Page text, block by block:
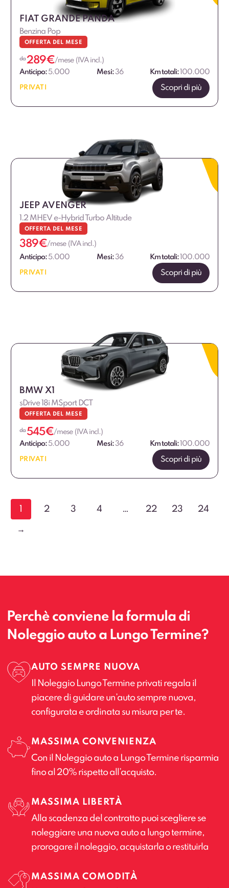
FIAT GRANDE PANDA
Benzina Pop
OFFERTA DEL MESE
da 289€/mese (IVA incl.)
Anticipo: 5.000 Mesi:36 Km totali: 100.000
PRIVATI Scopri di più
JEEP AVENGER
1.2 MHEV e-Hybrid Turbo Altitude
OFFERTA DEL MESE
389€/mese (IVA incl.)
Anticipo:5.000 Mesi:36 Km totali: 100.000
PRIVATI Scopri di più
BMW X1
sDrive 18i MSport DCT
OFFERTA DEL MESE
da 545€/mese (IVA incl.)
Anticipo: 5.000 Mesi:36 Km totali: 100.000
PRIVATI Scopri di più
1 2 3 4 … 22 23 24
→
Perchè conviene la formula di
Noleggio auto a Lungo Termine?
AUTO SEMPRE NUOVA
Il Noleggio Lungo Termine privati regala il
piacere di guidare un’auto sempre nuova,
configurata e ordinata su misura per te.
MASSIMA CONVENIENZA
Con il Noleggio auto a Lungo Termine risparmia
fino al 20% rispetto all’acquisto.
MASSIMA LIBERTÀ
Alla scadenza del contratto puoi scegliere se
noleggiare una nuova auto a lungo termine,
prorogare il noleggio, acquistarla o restituirla
MASSIMA COMODITÀ